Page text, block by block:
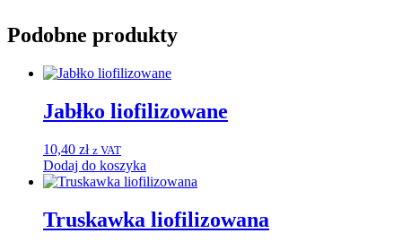
Podobne produkty
Jabłko liofilizowane
10,40 zł z VAT
Dodaj do koszyka
Truskawka liofilizowana